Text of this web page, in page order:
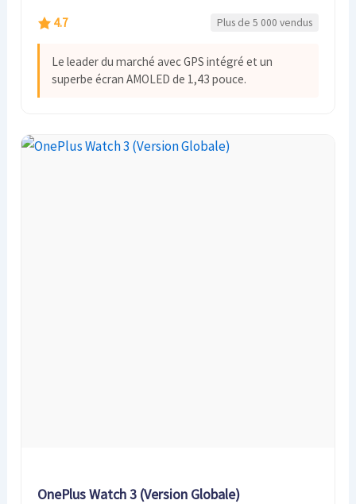
4.7 Plus de 5 000 vendus
Le leader du marché avec GPS intégré et un
superbe écran AMOLED de 1,43 pouce.
OnePlus Watch 3 (Version Globale)